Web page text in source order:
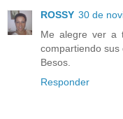
ROSSY 30 de
Me alegre ver a
compartiendo sus
Besos.
Responder